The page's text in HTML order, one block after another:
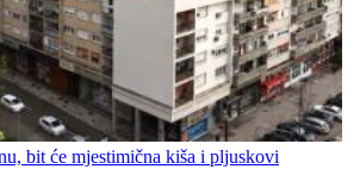
bit će mjestimična kiša i pljuskovi